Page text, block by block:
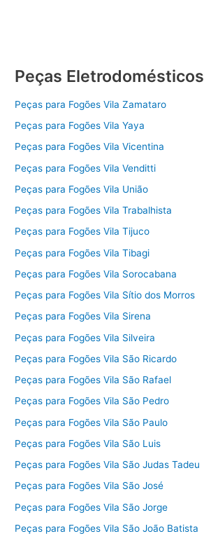
Peças Eletrodomésticos
Peças para Fogões Vila Zamataro
Peças para Fogões Vila Yaya
Peças para Fogões Vila Vicentina
Peças para Fogões Vila Venditti
Peças para Fogões Vila União
Peças para Fogões Vila Trabalhista
Peças para Fogões Vila Tijuco
Peças para Fogões Vila Tibagi
Peças para Fogões Vila Sorocabana
Peças para Fogões Vila Sítio dos Morros
Peças para Fogões Vila Sirena
Peças para Fogões Vila Silveira
Peças para Fogões Vila São Ricardo
Peças para Fogões Vila São Rafael
Peças para Fogões Vila São Pedro
Peças para Fogões Vila São Paulo
Peças para Fogões Vila São Luis
Peças para Fogões Vila São Judas Tadeu
Peças para Fogões Vila São José
Peças para Fogões Vila São Jorge
Peças para Fogões Vila São João Batista